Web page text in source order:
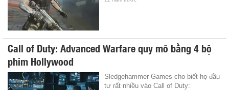
Call of Duty: Advanced Warfare quy mô bằng 4 bộ
phim Hollywood
Sledgehammer Games cho biết họ đầu
tư rất nhiều vào Call of Duty: